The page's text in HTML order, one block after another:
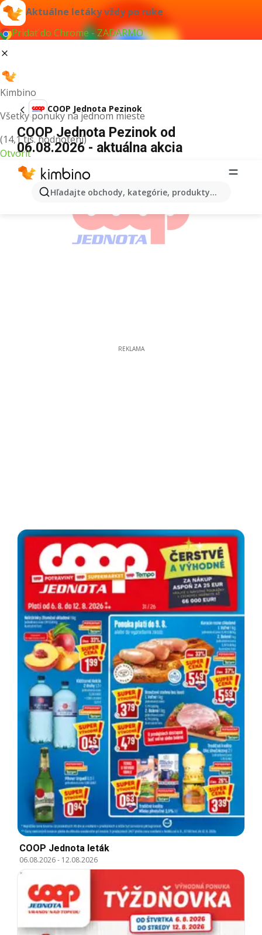
Aktuálne letáky vždy po ruke
Pridať do Chrome - ZADARMO
Kimbino
Všetky ponuky na jednom mieste
(14,1 tis. hodnotení)
Otvoriť
Hľadajte obchody, kategórie, produkty...
COOP Jednota Pezinok
COOP Jednota Pezinok od
06.08.2026 - aktuálna akcia
REKLAMA
COOP Jednota leták
06.08.2026- 12.08.2026